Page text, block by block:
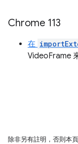
Chrome 113
在
VideoFrame
除非另有註明，否則本